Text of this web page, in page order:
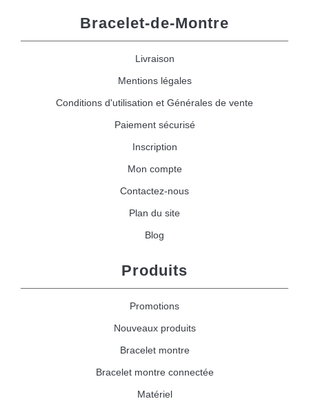
Bracelet-de-Montre
Livraison
Mentions légales
Conditions d'utilisation et Générales de vente
Paiement sécurisé
Inscription
Mon compte
Contactez-nous
Plan du site
Blog
Produits
Promotions
Nouveaux produits
Bracelet montre
Bracelet montre connectée
Matériel